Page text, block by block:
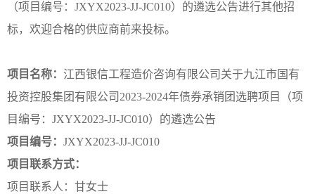
育
经营理念
人才理念
公开信息
信息发布
联系我们
（项目编号：JXYX2023-JJ-JC010）的遴选公告进行其他招
标，欢迎合格的供应商前来投标。
项目名称： 江西银信工程造价咨询有限公司关于九江市国有
投资控股集团有限公司2023-2024年债券承销团选聘项目（项
目编号：JXYX2023-JJ-JC010）的遴选公告
项目编号： JXYX2023-JJ-JC010
项目联系方式：
项目联系人：甘女士